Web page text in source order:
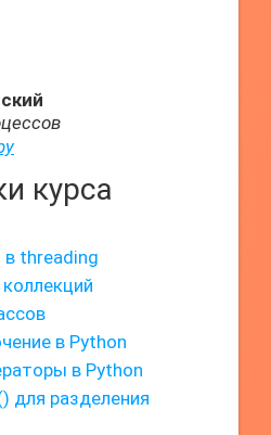
курса
в threading
в Python
в Python
для разделения